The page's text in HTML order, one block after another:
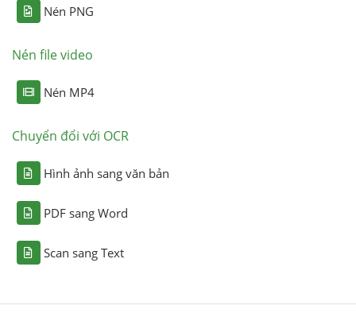
Nén PNG
Nén file video
Nén MP4
Chuyển đổi với OCR
Hình ảnh sang văn bản
PDF sang Word
Scan sang Text